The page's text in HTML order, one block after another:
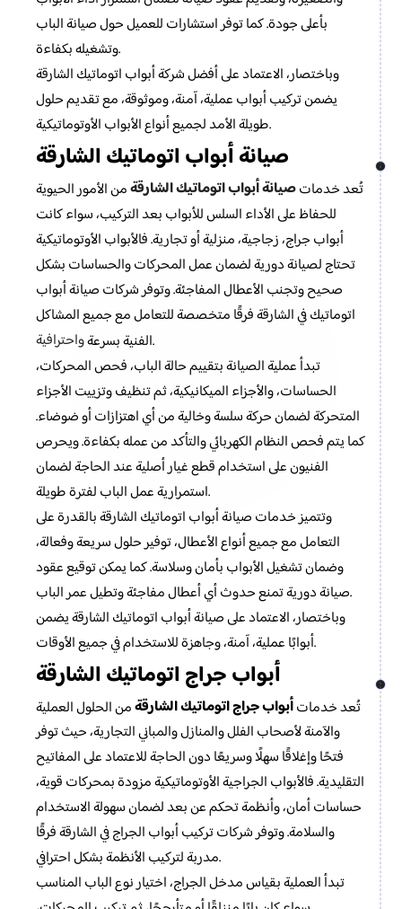
بأعلى جودة. كما توفر استشارات للعميل حول صيانة الباب
وتشغيله بكفاءة.
وباختصار، الاعتماد على أفضل شركة أبواب اتوماتيك الشارقة
يضمن تركيب أبواب عملية، آمنة، وموثوقة، مع تقديم حلول
طويلة الأمد لجميع أنواع الأبواب الأوتوماتيكية.
صيانة أبواب اتوماتيك الشارقة
تُعد خدماتصيانة أبواب اتوماتيك الشارقةمن الأمور الحيوية
للحفاظ على الأداء السلس للأبواب بعد التركيب، سواء كانت
أبواب جراج، زجاجية، منزلية أو تجارية. فالأبواب الأوتوماتيكية
تحتاج لصيانة دورية لضمان عمل المحركات والحساسات بشكل
صحيح وتجنب الأعطال المفاجئة. وتوفر شركات صيانة أبواب
اتوماتيك في الشارقة فرقًا متخصصة للتعامل مع جميع المشاكل
الفنية بسرعةواحترافية
.
تبدأ عملية الصيانة بتقييم حالة الباب، فحص المحركات،
الحساسات، والأجزاء الميكانيكية، ثم تنظيف وتزييت الأجزاء
المتحركة لضمان حركة سلسة وخالية من أي اهتزازات أو ضوضاء.
كما يتم فحص النظام الكهربائي والتأكد من عمله بكفاءة. ويحرص
الفنيون على استخدام قطع غيار أصلية عند الحاجة لضمان
استمرارية عمل الباب لفترة طويلة.
وتتميز خدمات صيانة أبواب اتوماتيك الشارقة بالقدرة على
التعامل مع جميع أنواع الأعطال، توفير حلول سريعة وفعالة،
وضمان تشغيل الأبواب بأمان وسلاسة. كما يمكن توقيع عقود
صيانة دورية تمنع حدوث أي أعطال مفاجئة وتطيل عمر الباب.
وباختصار، الاعتماد على صيانة أبواب اتوماتيك الشارقة يضمن
أبوابًا عملية، آمنة، وجاهزة للاستخدام في جميع الأوقات.
أبواب جراج اتوماتيك الشارقة
تُعد خدماتأبواب جراج اتوماتيك الشارقةمن الحلول العملية
والآمنة لأصحاب الفلل والمنازل والمباني التجارية، حيث توفر
فتحًا وإغلاقًا سهلًا وسريعًا دون الحاجة للاعتماد على المفاتيح
التقليدية. فالأبواب الجراجية الأوتوماتيكية مزودة بمحركات قوية،
حساسات أمان، وأنظمة تحكم عن بعد لضمان سهولة الاستخدام
والسلامة. وتوفر شركات تركيب أبواب الجراج في الشارقة فرقًا
مدربة لتركيب الأنظمة بشكل احترافي.
تبدأ العملية بقياس مدخل الجراج، اختيار نوع الباب المناسب